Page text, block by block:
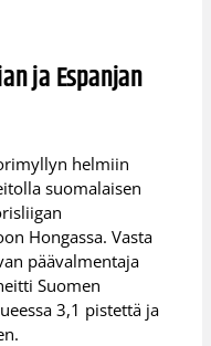
ja Espanjan
helmiin
suomalaisen
Hongassa. Vasta
päävalmentaja
Suomen
3,1 pistettä ja